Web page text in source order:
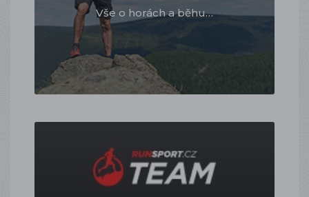
Vše o horách a běhu…